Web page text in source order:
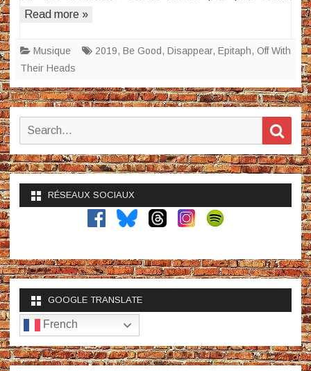
Read more »
Musique 2019, Be Good, Disappear, Epitaph, Off With
Their Heads
Search
RÉSEAUX SOCIAUX
GOOGLE TRANSLATE
French